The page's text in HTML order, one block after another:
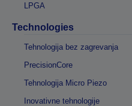
LPGA
Technologies
Tehnologija bez zagrevanja
PrecisionCore
Tehnologija Micro Piezo
Inovativne tehnologije